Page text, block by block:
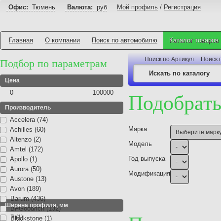
Офис: Тюмень Валюта: руб Мой профиль / Регистрация
Главная О компании Поиск по автомобилю Каталог товаров
Подбор по параметрам
Цена
0 100000
Производитель
Accelera (74)
Achilles (60)
Altenzo (2)
Amtel (172)
Apollo (1)
Aurora (50)
Austone (13)
Avon (189)
Barum (436)
BFGoodrich (132)
Blackstone (1)
Ширина профиля, мм
7 (1)
Поиск по Артикул Поиск
Марка
Модель
Год выпуска
Модификация